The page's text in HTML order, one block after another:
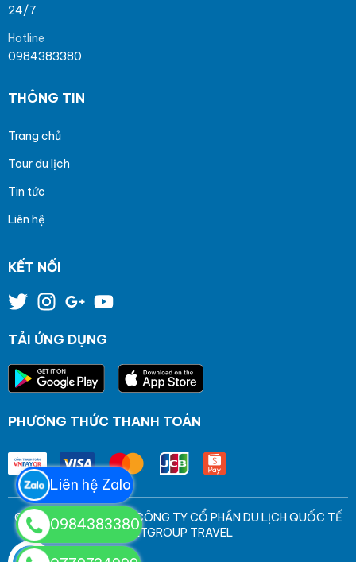
24/7
Hotline
0984383380
THÔNG TIN
Trang chủ
Tour du lịch
Tin tức
Liên hệ
KẾT NỐI
TẢI ỨNG DỤNG
PHƯƠNG THỨC THANH TOÁN
© Bản quyền thuộc về CÔNG TY CỔ PHẦN DU LỊCH QUỐC TẾ
VIETGROUP TRAVEL
0984383380
Liên hệ Zalo